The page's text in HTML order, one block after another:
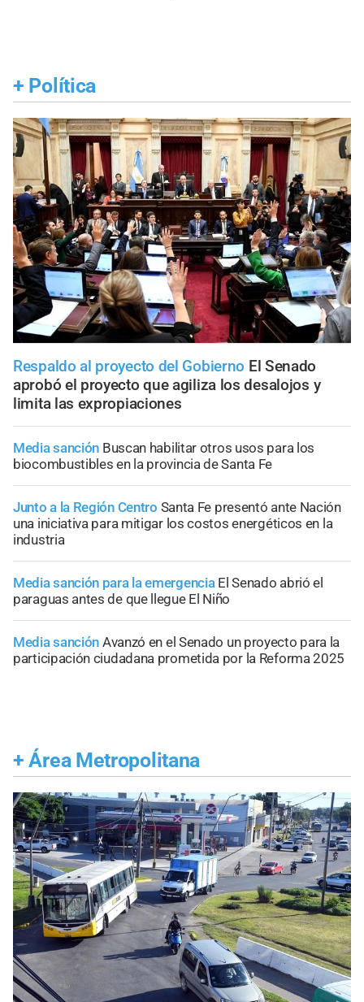
+ Política
Respaldo al proyecto del Gobierno El Senado
aprobó el proyecto que agiliza los desalojos y
limita las expropiaciones
Media sanción Buscan habilitar otros usos para los
biocombustibles en la provincia de Santa Fe
Junto a la Región Centro Santa Fe presentó ante Nación
una iniciativa para mitigar los costos energéticos en la
industria
Media sanción para la emergencia El Senado abrió el
paraguas antes de que llegue El Niño
Media sanción Avanzó en el Senado un proyecto para la
participación ciudadana prometida por la Reforma 2025
+ Área Metropolitana